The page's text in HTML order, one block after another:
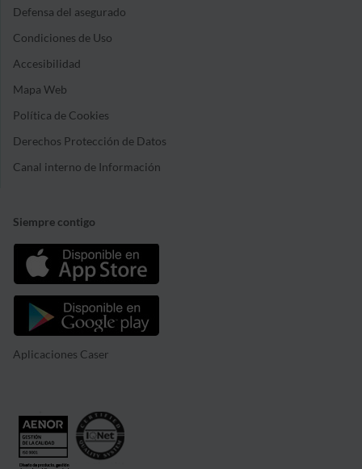
Defensa del asegurado
Condiciones de Uso
Accesibilidad
Mapa Web
Política de Cookies
Derechos Protección de Datos
Canal interno de Información
Siempre contigo
Aplicaciones Caser